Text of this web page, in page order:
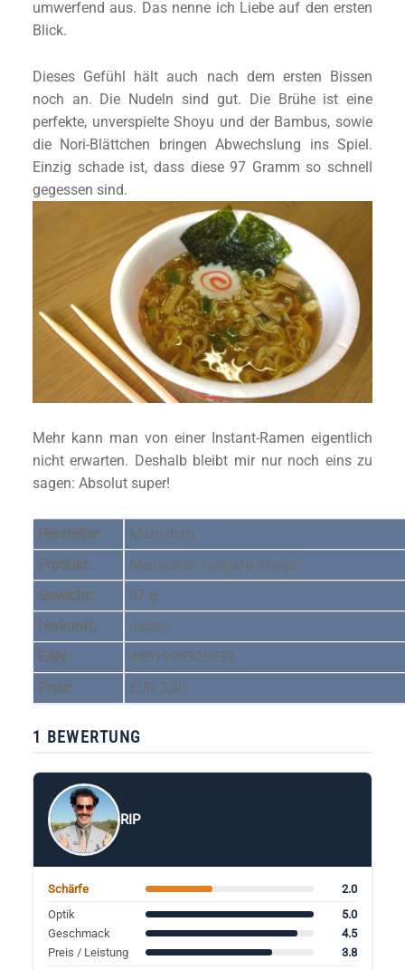
umwerfend aus. Das nenne ich Liebe auf den ersten
Blick.
Dieses Gefühl hält auch nach dem ersten Bissen
noch an. Die Nudeln sind gut. Die Brühe ist eine
perfekte, unverspielte Shoyu und der Bambus, sowie
die Nori-Blättchen bringen Abwechslung ins Spiel.
Einzig schade ist, dass diese 97 Gramm so schnell
gegessen sind.
Mehr kann man von einer Instant-Ramen eigentlich
nicht erwarten. Deshalb bleibt mir nur noch eins zu
sagen: Absolut super!
Hersteller:
Maruchan
Produkt:
Menzukuri Torigara Shoyu
Gewicht:
97 g
Herkunft:
Japan
EAN:
4901990326759
Preis:
EUR 3,80
1 BEWERTUNG
RIP
Schärfe
2.0
Optik
5.0
Geschmack
4.5
Preis / Leistung
3.8